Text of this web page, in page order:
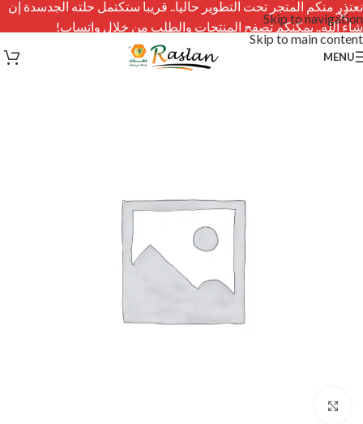
Skip to navigation
Skip to main content
نعتذر منكم المتجر تحت التطوير حاليا.. قريبا ستكتمل حلته الجدسدة إن
شاء الله.. يمكنكم تصفح المنتجات والطلب من خلال واتساب!
MENU